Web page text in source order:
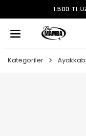
1.500 TL
Kategoriler Ayakkabı